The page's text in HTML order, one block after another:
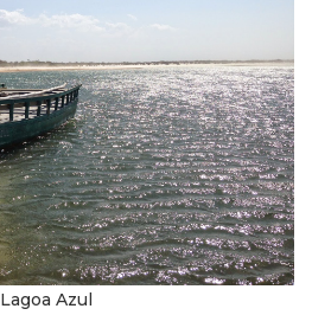
Lagoa Azul